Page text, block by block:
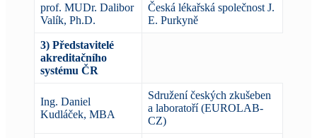
prof. MUDr. Dalibor
Valík, Ph.D.
Česká lékařská společnost J.
E. Purkyně
3) Představitelé
akreditačního
systému ČR
Ing. Daniel
Kudláček, MBA
Sdružení českých zkušeben
a laboratoří (EUROLAB-
CZ)